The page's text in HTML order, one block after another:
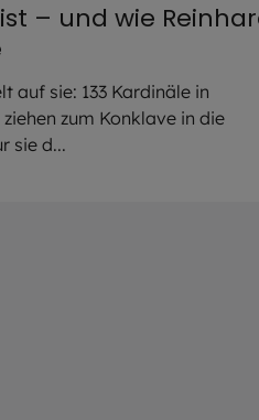
– und wie
auf sie: 133 Kardinäle in
zum Konklave in die
sie d...